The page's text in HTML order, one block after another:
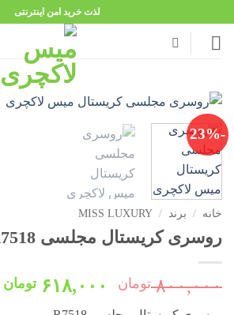
content
لذت خرید امن اینترنتی
-23%
خانه / برند /
MISS LUXURY
روسری کریستال مجلسی R7518
۸۰۰,۰۰۰ تومان
قیمت
۶۱۸,۰۰۰ تومان